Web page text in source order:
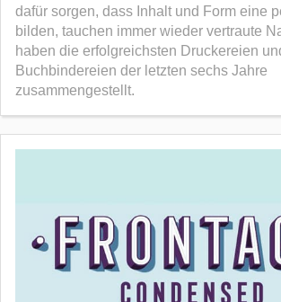
dafür sorgen, dass Inhalt und Form eine
bilden, tauchen immer wieder vertraute
haben die erfolgreichsten Druckereien
Buchbindereien der letzten sechs Jahre
zusammengestellt.